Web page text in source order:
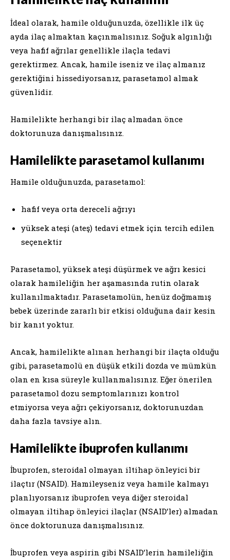
İdeal olarak, hamile olduğunuzda, özellikle ilk üç
ayda ilaç almaktan kaçınmalısınız. Soğuk algınlığı
veya hafif ağrılar genellikle ilaçla tedavi
gerektirmez. Ancak, hamile iseniz ve ilaç almanız
gerektiğini hissediyorsanız, parasetamol almak
güvenlidir.
Hamilelikte herhangi bir ilaç almadan önce
doktorunuza danışmalısınız.
Hamilelikte parasetamol kullanımı
Hamile olduğunuzda, parasetamol:
hafif veya orta dereceli ağrıyı
yüksek ateşi (ateş) tedavi etmek için tercih edilen
seçenektir
Parasetamol, yüksek ateşi düşürmek ve ağrı kesici
olarak hamileliğin her aşamasında rutin olarak
kullanılmaktadır. Parasetamolün, henüz doğmamış
bebek üzerinde zararlı bir etkisi olduğuna dair kesin
bir kanıt yoktur.
Ancak, hamilelikte alınan herhangi bir ilaçta olduğu
gibi, parasetamolü en düşük etkili dozda ve mümkün
olan en kısa süreyle kullanmalısınız. Eğer önerilen
parasetamol dozu semptomlarınızı kontrol
etmiyorsa veya ağrı çekiyorsanız, doktorunuzdan
daha fazla tavsiye alın.
Hamilelikte ibuprofen kullanımı
İbuprofen, steroidal olmayan iltihap önleyici bir
ilaçtır (NSAID). Hamileyseniz veya hamile kalmayı
planlıyorsanız ibuprofen veya diğer steroidal
olmayan iltihap önleyici ilaçlar (NSAID’ler) almadan
önce doktorunuza danışmalısınız.
İbuprofen veya aspirin gibi NSAID’lerin hamileliğin